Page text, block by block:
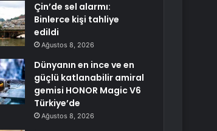
Çin’de sel alarmı:
Binlerce kişi tahliye
edildi
Ağustos 8, 2026
Dünyanın en ince ve en
güçlü katlanabilir amiral
gemisi HONOR Magic V6
Türkiye’de
Ağustos 8, 2026